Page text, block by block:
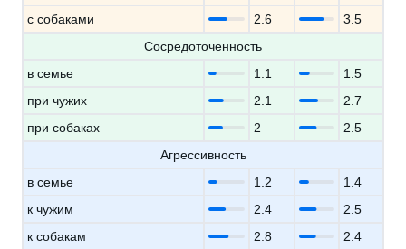
с собаками
2.6
3.5
Сосредоточенность
в семье
1.1
1.5
при чужих
2.1
2.7
при собаках
2
2.5
Агрессивность
в семье
1.2
1.4
к чужим
2.4
2.5
к собакам
2.8
2.4